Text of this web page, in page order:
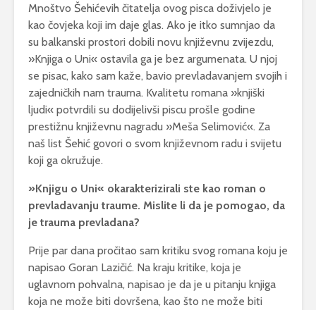
Mnoštvo Šehićevih čitatelja ovog pisca doživjelo je
kao čovjeka koji im daje glas. Ako je itko sumnjao da
su balkanski prostori dobili novu književnu zvijezdu,
»Knjiga o Uni« ostavila ga je bez argumenata. U njoj
se pisac, kako sam kaže, bavio prevladavanjem svojih i
zajedničkih nam trauma. Kvalitetu romana »knjiški
ljudi« potvrdili su dodijelivši piscu prošle godine
prestižnu književnu nagradu »Meša Selimović«. Za
naš list Šehić govori o svom književnom radu i svijetu
koji ga okružuje.
»Knjigu o Uni« okarakterizirali ste kao roman o
prevladavanju traume. Mislite li da je pomogao, da
je trauma prevladana?
Prije par dana pročitao sam kritiku svog romana koju je
napisao Goran Lazičić. Na kraju kritike, koja je
uglavnom pohvalna, napisao je da je u pitanju knjiga
koja ne može biti dovršena, kao što ne može biti